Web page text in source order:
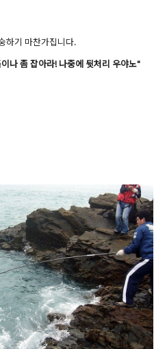
하기 마찬가집니다.
나 좀 잡아라! 나중에 뒷처리 우야노"